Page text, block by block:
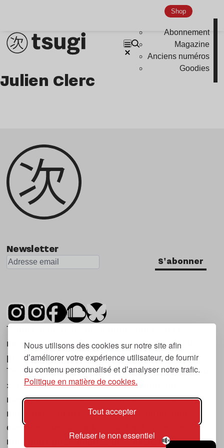
Nous utilisons des cookies sur notre site afin
d’améliorer votre expérience utilisateur, de fournir
du contenu personnalisé et d’analyser notre trafic.
Politique en matière de cookies.
Tout accepter
Refuser le non essentiel
Shop
Abonnement
Magazine
Anciens numéros
Goodies
Genre musicaux
Pop
Ambient
Disco
Hardcore
Global Club
Indie
Julien Clerc
Newsletter
S'abonner
Tsugi est un mensuel indépendant sur la
musique et les nouvelles tendances, dont la
première parution date de 2007.
Tsugi en japonais signifie « prochain », « suivant
», ce qui correspond à la thématique du
magazine, à l’affût des nouvelles tendances
musicales, qu’elles viennent de la musique
électronique, du rock ou du hip hop, et des
nouveaux phénomènes de société liés à la